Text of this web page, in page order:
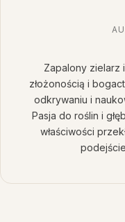
Zapalony zielarz
złożonością i
odkrywaniu i
Pasja do roślin i
właściwości